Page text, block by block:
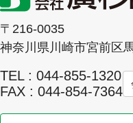
〒216-0035
神奈川県川崎市宮前区
TEL : 044-855-1320
FAX : 044-854-7364